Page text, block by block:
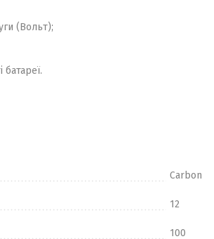
(Вольт);
Carbon
12
100